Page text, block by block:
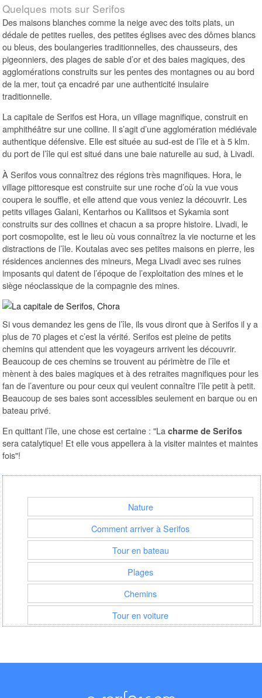
Quelques mots sur Serifos
Des maisons blanches comme la neige avec des toits plats, un
dédale de petites ruelles, des petites églises avec des dômes blancs
ou bleus, des boulangeries traditionnelles, des chausseurs, des
pigeonniers, des plages de sable d’or et des baies magiques, des
agglomérations construits sur les pentes des montagnes ou au bord
de la mer, tout ça encadré par une authenticité insulaire
traditionnelle.
La capitale de Serifos est Hora, un village magnifique, construit en
amphithéâtre sur une colline. Il s’agit d’une agglomération médiévale
authentique défensive. Elle est située au sud-est de l’île et à 5 klm.
du port de l’île qui est situé dans une baie naturelle au sud, à Livadi.
À Serifos vous connaîtrez des régions très magnifiques. Hora, le
village pittoresque est construite sur une roche d’où la vue vous
coupera le souffle, et elle attend que vous veniez la découvrir. Les
petits villages Galani, Kentarhos ou Kallitsos et Sykamia sont
construits sur des collines et chacun a sa propre histoire. Livadi, le
port cosmopolite, est le lieu où vous connaîtrez la vie nocturne et les
distractions de l’île. Koutalas avec ses petites maisons en pierre, les
résidences anciennes des mineurs, Mega Livadi avec ses ruines
imposants qui datent de l’époque de l’exploitation des mines et le
siège néoclassique de la compagnie des mines.
Si vous demandez les gens de l’île, ils vous diront que à Serifos il y a
plus de 70 plages et c’est la vérité. Serifos est pleine de petits
chemins qui attendent que les voyageurs arrivent les découvrir.
Beaucoup de ces chemins se trouvent au périmètre de l’île et
mènent à des baies magiques et à des retraites magnifiques pour les
fan de l’aventure ou pour ceux qui veulent connaître l’île petit à petit.
Beaucoup de ses baies sont accessibles seulement en barque ou en
bateau privé.
En quittant l’île, une chose est certaine : "Lacharme de Serifos
sera catalytique! Et elle vous appellera à la visiter maintes et maintes
fois"!
Nature
Comment arriver à Serifos
Tour en bateau
Plages
Chemins
Tour en voiture